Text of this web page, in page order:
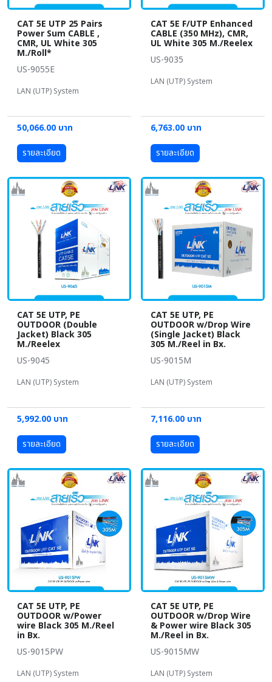
CAT 5E UTP 25 Pairs
Power Sum CABLE ,
CMR, UL White 305
M./Roll*
US-9055E
LAN (UTP) System
50,066.00 บาท
รายละเอียด
CAT 5E F/UTP Enhanced
CABLE (350 MHz), CMR,
UL White 305 M./Reelex
US-9035
LAN (UTP) System
6,763.00 บาท
รายละเอียด
CAT 5E UTP, PE
OUTDOOR (Double
Jacket) Black 305
M./Reelex
US-9045
LAN (UTP) System
5,992.00 บาท
รายละเอียด
CAT 5E UTP, PE
OUTDOOR w/Drop Wire
(Single Jacket) Black
305 M./Reel in Bx.
US-9015M
LAN (UTP) System
7,116.00 บาท
รายละเอียด
CAT 5E UTP, PE
OUTDOOR w/Power
wire Black 305 M./Reel
in Bx.
US-9015PW
LAN (UTP) System
CAT 5E UTP, PE
OUTDOOR w/Drop Wire
& Power wire Black 305
M./Reel in Bx.
US-9015MW
LAN (UTP) System